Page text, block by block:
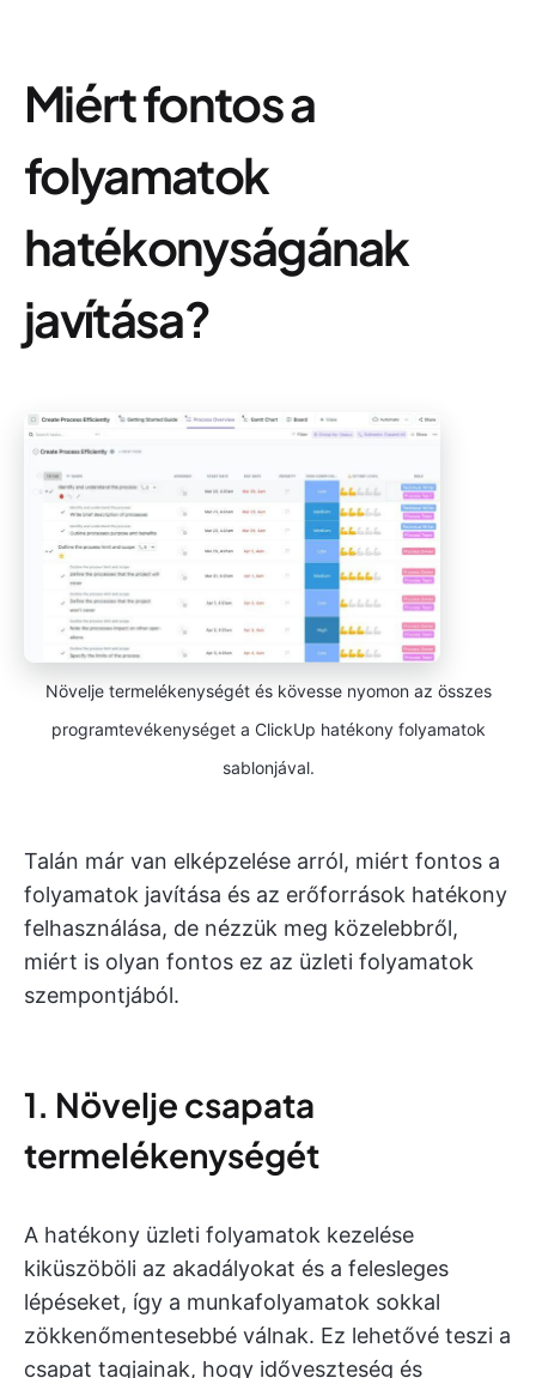
Miért fontos a
folyamatok
hatékonyságának
javítása?
Növelje termelékenységét és kövesse nyomon az összes
programtevékenységet a ClickUp hatékony folyamatok
sablonjával.
Talán már van elképzelése arról, miért fontos a
folyamatok javítása és az erőforrások hatékony
felhasználása, de nézzük meg közelebbről,
miért is olyan fontos ez az üzleti folyamatok
szempontjából.
1. Növelje csapata
termelékenységét
A hatékony üzleti folyamatok kezelése
kiküszöböli az akadályokat és a felesleges
lépéseket, így a munkafolyamatok sokkal
zökkenőmentesebbé válnak. Ez lehetővé teszi a
csapat tagjainak, hogy időveszteség és